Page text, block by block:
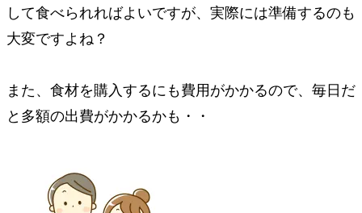
して食べられればよいですが、実際には準備するのも
大変ですよね？
また、食材を購入するにも費用がかかるので、毎日だ
と多額の出費がかかるかも・・